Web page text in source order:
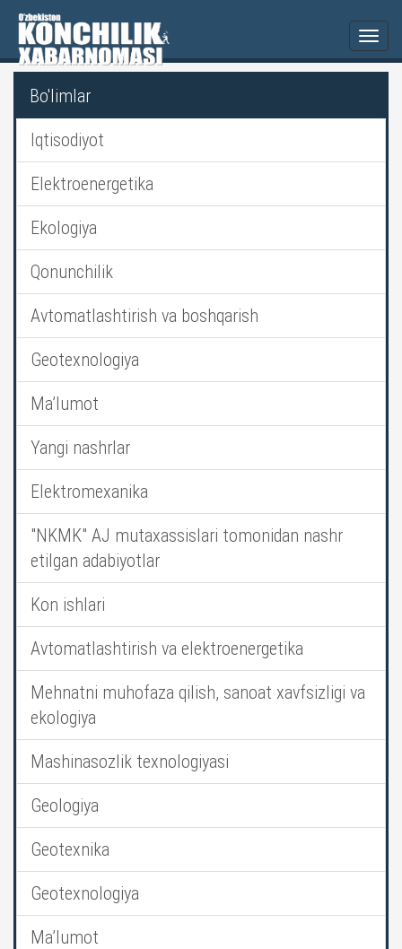
Bo'limlar
Iqtisodiyot
Elektroenergetika
Ekologiya
Qonunchilik
Avtomatlashtirish va boshqarish
Geotexnologiya
Ma’lumot
Yangi nashrlar
Elektromexanika
"NKMK" AJ mutaxassislari tomonidan nashr
etilgan adabiyotlar
Kon ishlari
Avtomatlashtirish va elektroenergetika
Mehnatni muhofaza qilish, sanoat xavfsizligi va
ekologiya
Mashinasozlik texnologiyasi
Geologiya
Geotexnika
Geotexnologiya
Ma’lumot